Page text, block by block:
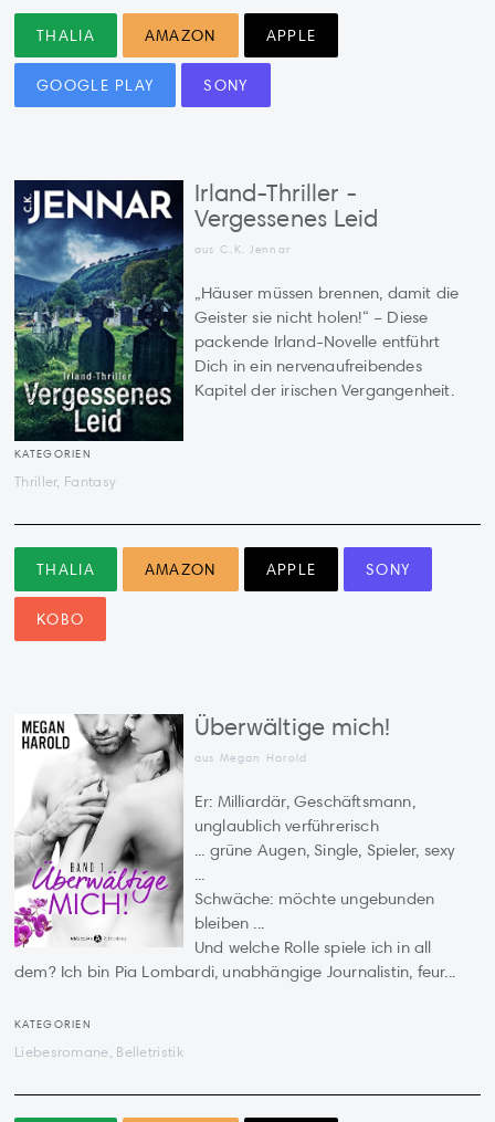
THALIA AMAZON APPLE
GOOGLE PLAY SONY
Irland-Thriller -
Vergessenes Leid
aus C.K. Jennar
„Häuser müssen brennen, damit die
Geister sie nicht holen!“ – Diese
packende Irland-Novelle entführt
Dich in ein nervenaufreibendes
Kapitel der irischen Vergangenheit.
KATEGORIEN
Thriller, Fantasy
THALIA AMAZON APPLE SONY
KOBO
Überwältige mich!
aus Megan Harold
Er: Milliardär, Geschäftsmann,
unglaublich verführerisch
... grüne Augen, Single, Spieler, sexy
Schwäche: möchte ungebunden
bleiben ...
Und welche Rolle spiele ich in all
dem? Ich bin Pia Lombardi, unabhängige Journalistin, feur...
KATEGORIEN
Liebesromane, Belletristik